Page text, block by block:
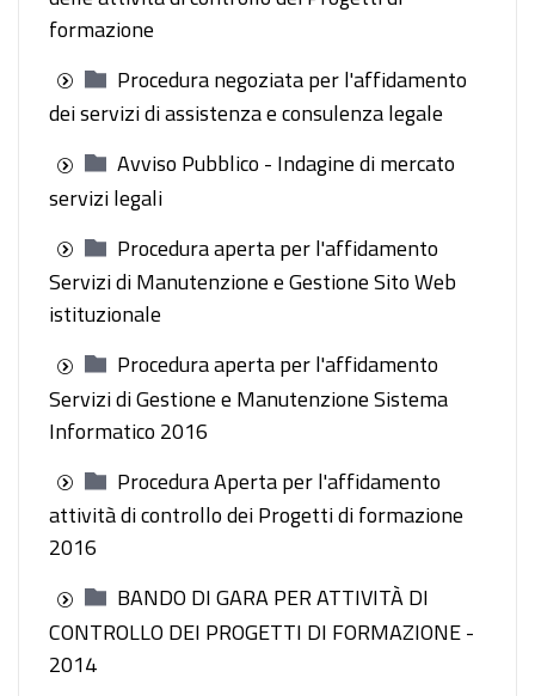
formazione
Procedura negoziata per l'affidamento
dei servizi di assistenza e consulenza legale
Avviso Pubblico - Indagine di mercato
servizi legali
Procedura aperta per l'affidamento
Servizi di Manutenzione e Gestione Sito Web
istituzionale
Procedura aperta per l'affidamento
Servizi di Gestione e Manutenzione Sistema
Informatico 2016
Procedura Aperta per l'affidamento
attività di controllo dei Progetti di formazione
2016
BANDO DI GARA PER ATTIVITÀ DI
CONTROLLO DEI PROGETTI DI FORMAZIONE -
2014